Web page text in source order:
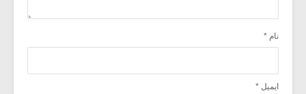
نام *
ایمیل *